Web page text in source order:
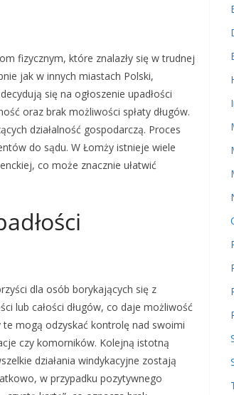
fizycznym, które znalazły się w trudnej
jak w innych miastach Polski,
się na ogłoszenie upadłości
oraz brak możliwości spłaty długów.
działalność gospodarczą. Proces
do sądu. W Łomży istnieje wiele
co może znacznie ułatwić
dla osób borykających się z
lub całości długów, co daje możliwość
mogą odzyskać kontrolę nad swoimi
czy komorników. Kolejną istotną
działania windykacyjne zostają
w przypadku pozytywnego